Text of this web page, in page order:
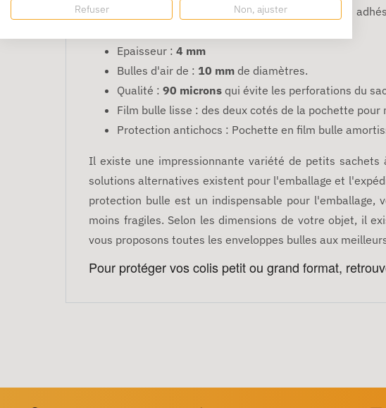
Rabat : fermeture facile et rapide avec bande
Epaisseur : 4 mm
Bulles d'air de : 10 mm de diamètres.
Qualité : 90 microns qui évite les perforations du
Film bulle lisse : des deux cotés de la pochette pour
Protection antichocs : Pochette en film bulle
Il existe une impressionnante variété de petits
solutions alternatives existent pour l'emballage et
protection bulle est un indispensable pour l'emballage,
moins fragiles. Selon les dimensions de votre objet, il
vous proposons toutes les enveloppes bulles aux
Pour protéger vos colis petit ou grand format,
Refuser Non, ajuster